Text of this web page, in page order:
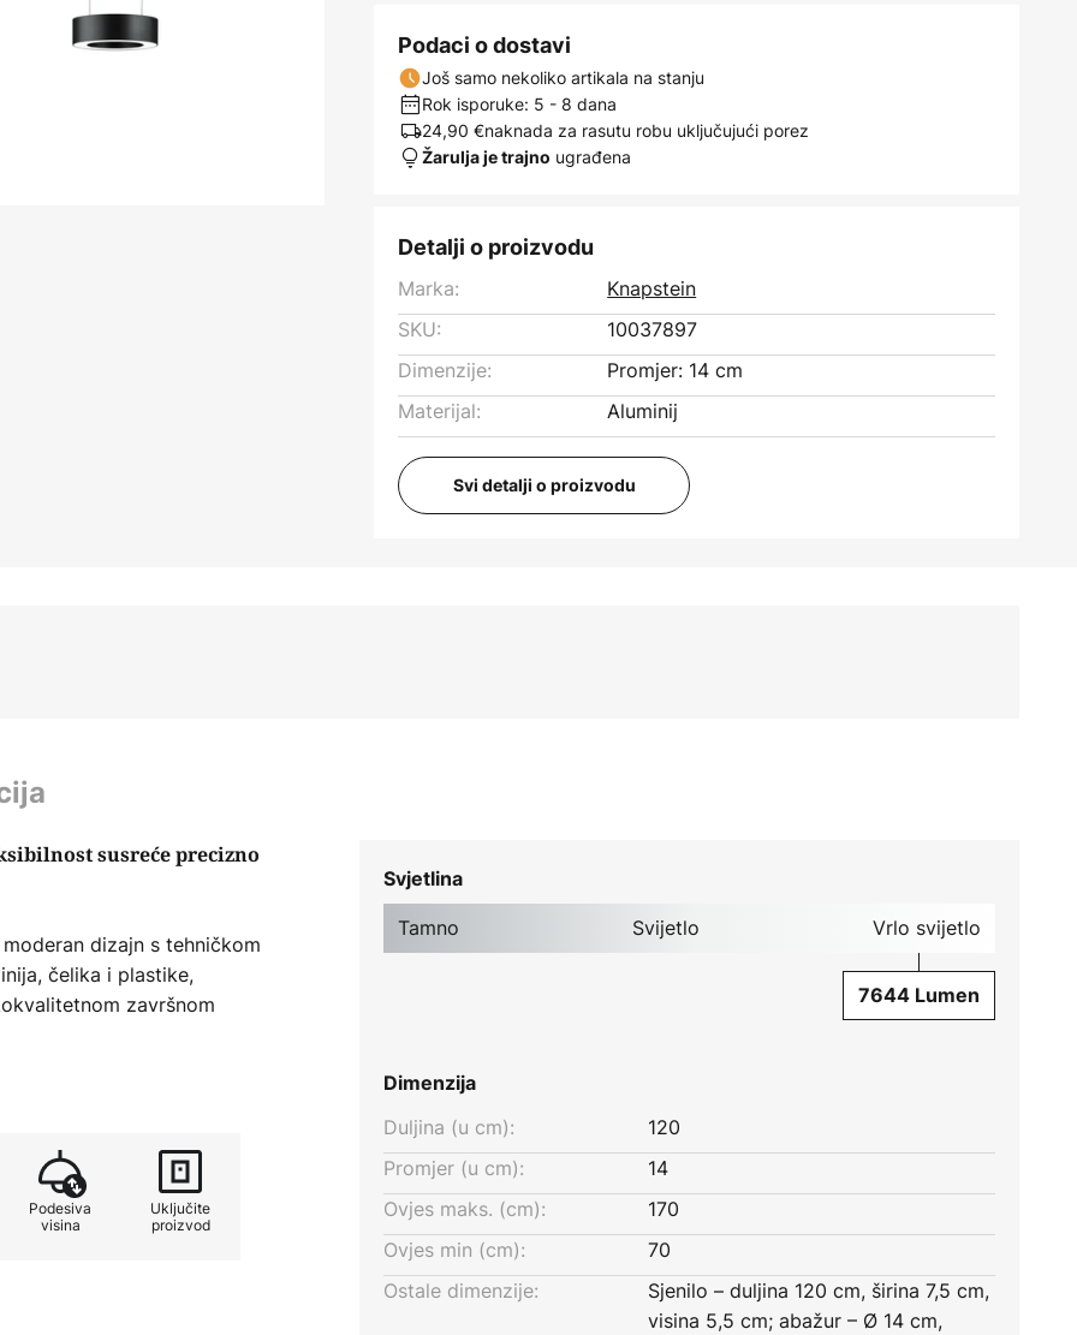
Podaci o dostavi
Još samo nekoliko artikala na stanju
Rok isporuke: 5 - 8 dana
24,90 €naknada za rasutu robu uključujući porez
Žarulja je trajno ugrađena
Detalji o proizvodu
Marka:
Knapstein
SKU:
10037897
Dimenzije:
Promjer: 14 cm
Materijal:
Aluminij
Svi detalji o proizvodu
susreće precizno
dizajn s tehničkom
čelika i plastike,
završnom
kontinuiranu
S indeksom
tijelo osigurava preciznu i
osigurava ravnomjernu
bez treperenja jamči
prilagoditi različitim
Podesiva
visina
Uključite
proizvod
Svjetlina
Tamno Svijetlo Vrlo svijetlo
7644 Lumen
Dimenzija
Duljina (u cm):
120
Promjer (u cm):
14
Ovjes maks. (cm):
170
Ovjes min (cm):
70
Ostale dimenzije:
Sjenilo – duljina 120 cm, širina 7,5 cm,
visina 5,5 cm; abažur – Ø 14 cm,